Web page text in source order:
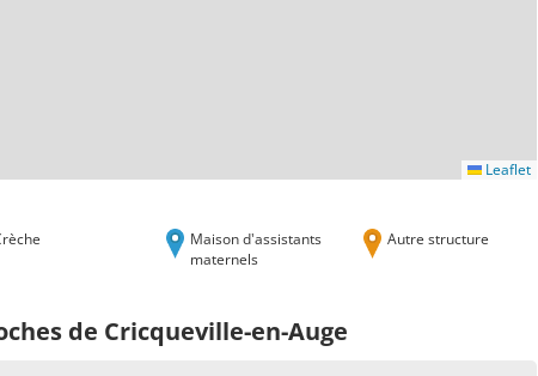
Leaflet
Maison d'assistants
maternels
Autre structure
de Cricqueville-en-Auge